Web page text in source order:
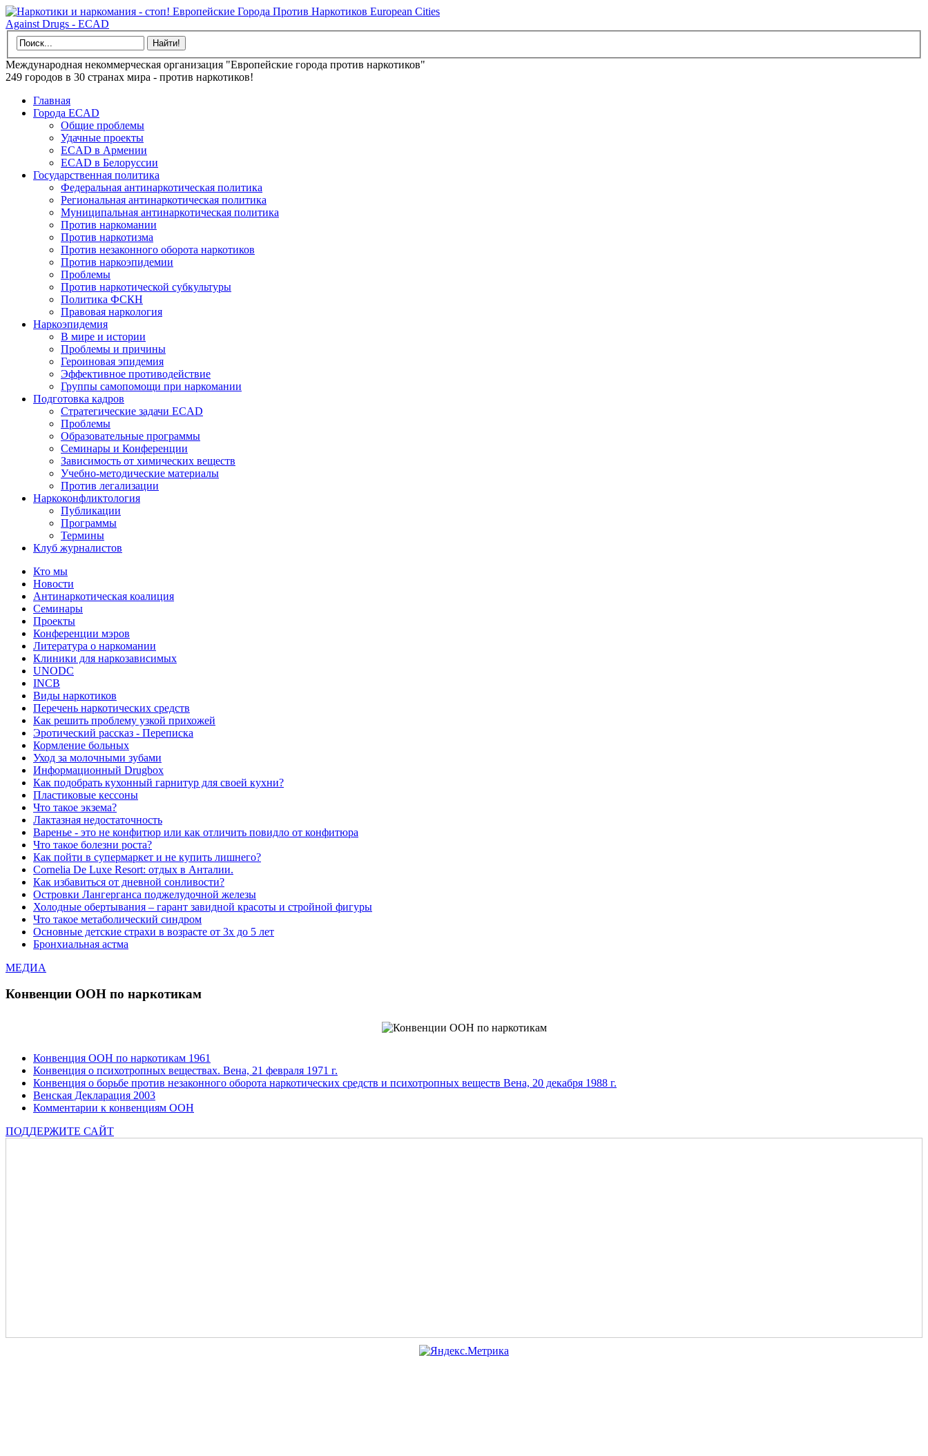
Международная некоммерческая организация "Европейские города против наркотиков"
249 городов в 30 странах мира - против наркотиков!
Главная
Города ECAD
Общие проблемы
Удачные проекты
ECAD в Армении
ECAD в Белоруссии
Государственная политика
Федеральная антинаркотическая политика
Региональная антинаркотическая политика
Муниципальная антинаркотическая политика
Против наркомании
Против наркотизма
Против незаконного оборота наркотиков
Против наркоэпидемии
Проблемы
Против наркотической субкультуры
Политика ФСКН
Правовая наркология
Наркоэпидемия
В мире и истории
Проблемы и причины
Героиновая эпидемия
Эффективное противодействие
Группы самопомощи при наркомании
Подготовка кадров
Стратегические задачи ECAD
Проблемы
Образовательные программы
Семинары и Конференции
Зависимость от химических веществ
Учебно-методические материалы
Против легализации
Наркоконфликтология
Публикации
Программы
Термины
Клуб журналистов
Кто мы
Новости
Антинаркотическая коалиция
Семинары
Проекты
Конференции мэров
Литература о наркомании
Клиники для наркозависимых
UNODC
INCB
Виды наркотиков
Перечень наркотических средств
Как решить проблему узкой прихожей
Эротический рассказ - Переписка
Кормление больных
Уход за молочными зубами
Информационный Drugbox
Как подобрать кухонный гарнитур для своей кухни?
Пластиковые кессоны
Что такое экзема?
Лактазная недостаточность
Варенье - это не конфитюр или как отличить повидло от конфитюра
Что такое болезни роста?
Как пойти в супермаркет и не купить лишнего?
Сornelia De Luxe Resort: отдых в Анталии.
Как избавиться от дневной сонливости?
Островки Лангерганса поджелудочной железы
Холодные обертывания – гарант завидной красоты и стройной фигуры
Что такое метаболический синдром
Основные детские страхи в возрасте от 3х до 5 лет
Бронхиальная астма
МЕДИА
Конвенции ООН по наркотикам
Конвенция ООН по наркотикам 1961
Конвенция о психотропных веществах. Вена, 21 февраля 1971 г.
Конвенция о борьбе против незаконного оборота наркотических средств и психотропных веществ Вена, 20 декабря 1988 г.
Венская Декларация 2003
Комментарии к конвенциям ООН
ПОДДЕРЖИТЕ САЙТ